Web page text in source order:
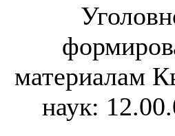
материалам
наук: